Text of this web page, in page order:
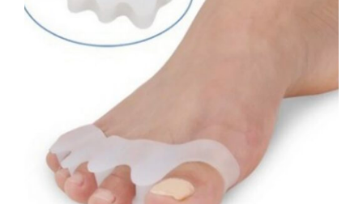
gekozen
worden
de
productpagina